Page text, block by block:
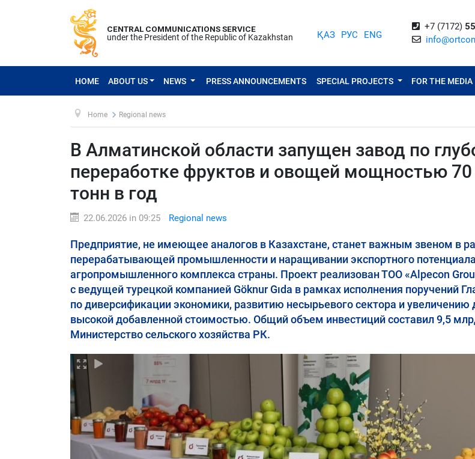
CENTRAL COMMUNICATIONS SERVICE
under the President of the Republic of Kazakhstan
ҚАЗ РУС ENG
+7 (7172)
HOME ABOUT US NEWS PRESS ANNOUNCEMENTS SPECIAL PROJECTS FOR THE MEDIA
Home Regional news
В Алматинской области запущен завод по
переработке фруктов и овощей мощностью
тонн в год
22.06.2026 in 09:25 Regional news
Предприятие, не имеющее аналогов в Казахстане, станет важным звеном в
перерабатывающей промышленности и наращивании экспортного потенциала
агропромышленного комплекса страны. Проект реализован ТОО «Alpecon
с ведущей турецкой компанией Göknur Gıda в рамках исполнения поручений
по диверсификации экономики, развитию несырьевого сектора и увеличению
высокой добавленной стоимостью. Общий объем инвестиций составил 9,5
Министерство сельского хозяйства РК.